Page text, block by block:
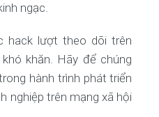
ngạc.
hack lượt theo dõi trên
khăn. Hãy để chúng
hành trình phát triển
nghiệp trên mạng xã hội